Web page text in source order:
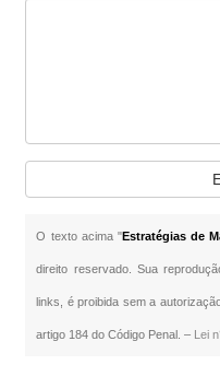
O texto acima "Estratégias de
direito reservado. Sua
links, é proibida sem a
artigo 184 do Código Penal. – Lei